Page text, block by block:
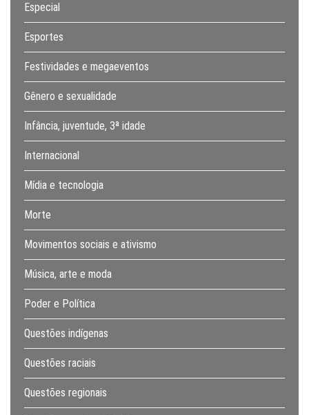
Especial
Esportes
Festividades e megaeventos
Gênero e sexualidade
Infância, juventude, 3ª idade
Internacional
Mídia e tecnologia
Morte
Movimentos sociais e ativismo
Música, arte e moda
Poder e Política
Questões indígenas
Questões raciais
Questões regionais